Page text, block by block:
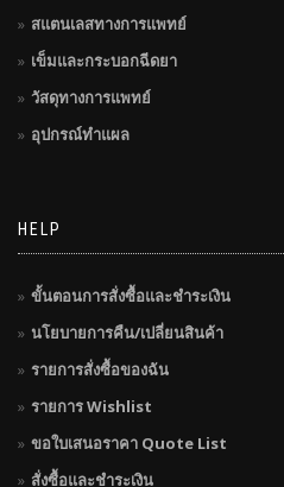
สแตนเลสทางการแพทย์
เข็มและกระบอกฉีดยา
วัสดุทางการแพทย์
อุปกรณ์ทำแผล
HELP
ขั้นตอนการสั่งซื้อและชำระเงิน
นโยบายการคืน/เปลี่ยนสินค้า
รายการสั่งซื้อของฉัน
รายการ Wishlist
ขอใบเสนอราคา Quote List
สั่งซื้อและชำระเงิน